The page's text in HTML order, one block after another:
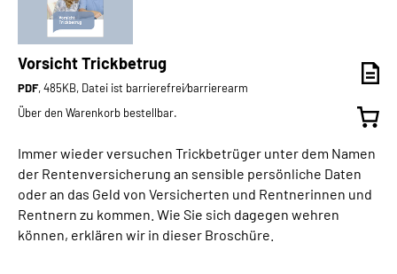
Vorsicht Trickbetrug
PDF, 485KB, Datei ist barrierefrei⁄barrierearm
Über den Warenkorb bestellbar.
Immer wieder versuchen Trickbetrüger unter dem Namen
der Rentenversicherung an sensible persönliche Daten
oder an das Geld von Versicherten und Rentnerinnen und
Rentnern zu kommen. Wie Sie sich dagegen wehren
können, erklären wir in dieser Broschüre.